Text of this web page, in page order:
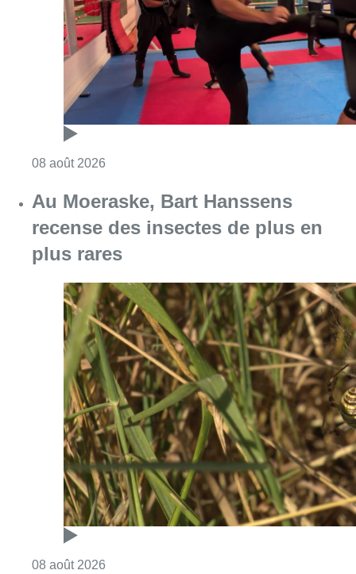
08 août 2026
Au Moeraske, Bart Hanssens
recense des insectes de plus en
plus rares
08 août 2026